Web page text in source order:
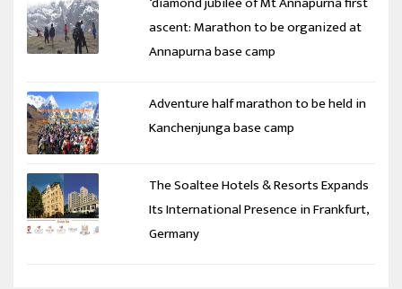
ascent: Marathon to be organized at
Annapurna base camp
Adventure half marathon to be held in
Kanchenjunga base camp
The Soaltee Hotels & Resorts Expands
Its International Presence in Frankfurt,
Germany